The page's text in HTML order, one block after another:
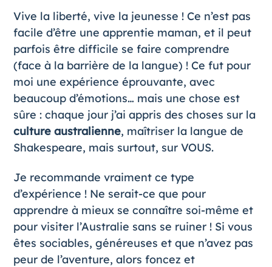
Vive la liberté, vive la jeunesse ! Ce n’est pas
facile d’être une apprentie maman, et il peut
parfois être difficile se faire comprendre
(face à la barrière de la langue) ! Ce fut pour
moi une expérience éprouvante, avec
beaucoup d’émotions… mais une chose est
sûre : chaque jour j’ai appris des choses sur la
culture australienne, maîtriser la langue de
Shakespeare, mais surtout, sur VOUS.
Je recommande vraiment ce type
d’expérience ! Ne serait-ce que pour
apprendre à mieux se connaître soi-même et
pour visiter l’Australie sans se ruiner ! Si vous
êtes sociables, généreuses et que n’avez pas
peur de l’aventure, alors foncez et